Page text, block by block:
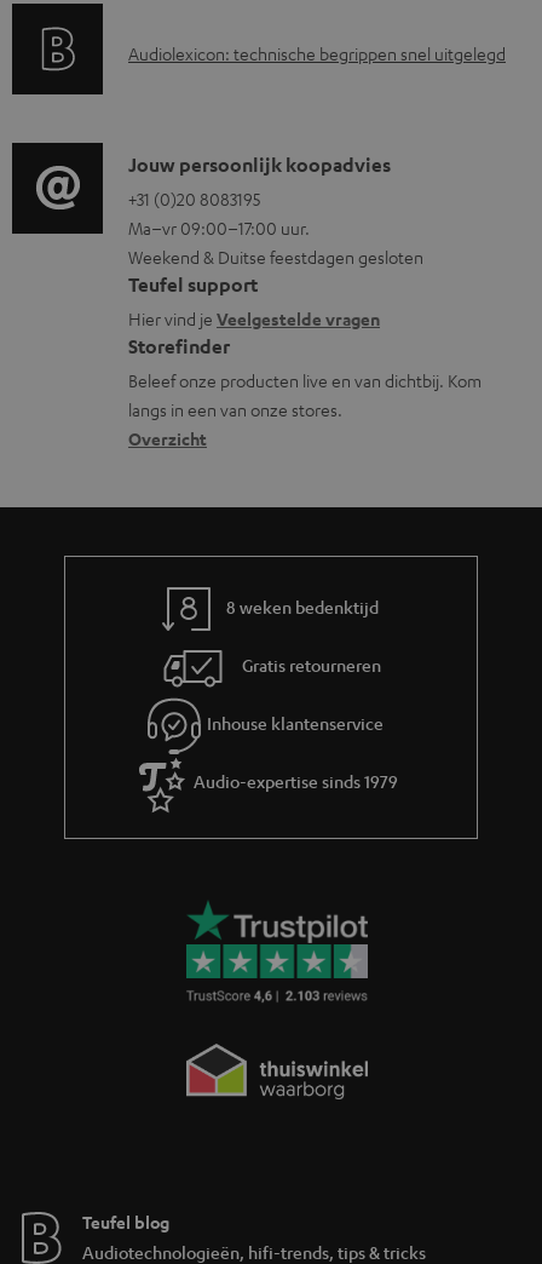
d
u
m
e
n
t
e
n
n
e
i
n
f
o
r
m
a
A
i
o
g
l
o
s
s
a
r
Audiolexicon: technische begrippen snel uitgelegd
C
o
n
t
a
c
t
i
n
r
Jouw persoonlijk koopadvies
+31 (0)20 8083195
Ma–vr 09:00–17:00 uur.
Weekend & Duitse feestdagen gesloten
Teufel support
Hier vind je Veelgestelde vragen
Storefinder
Beleef onze producten live en van dichtbij. Kom
langs in een van onze stores.
Overzicht
8 weken bedenktijd
Gratis retourneren
Inhouse klantenservice
Audio-expertise sinds 1979
Teufel blog
Audiotechnologieën, hifi-trends, tips & tricks